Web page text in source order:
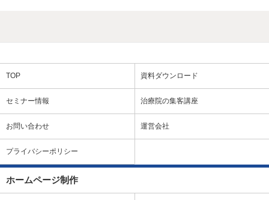
TOP 資料ダウンロード
セミナー情報 治療院の集客講座
お問い合わせ 運営会社
プライバシーポリシー
ホームページ制作